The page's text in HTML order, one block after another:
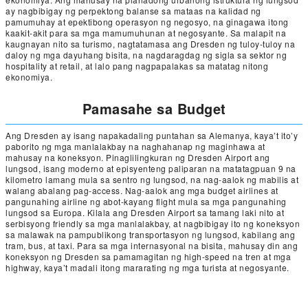
ay nagbibigay ng perpektong balanse sa mataas na kalidad ng
pamumuhay at epektibong operasyon ng negosyo, na ginagawa itong
kaakit-akit para sa mga mamumuhunan at negosyante. Sa malapit na
kaugnayan nito sa turismo, nagtatamasa ang Dresden ng tuloy-tuloy na
daloy ng mga dayuhang bisita, na nagdaragdag ng sigla sa sektor ng
hospitality at retail, at lalo pang nagpapalakas sa matatag nitong
ekonomiya.
Pamasahe sa Budget
Ang Dresden ay isang napakadaling puntahan sa Alemanya, kaya’t ito’y
paborito ng mga manlalakbay na naghahanap ng maginhawa at
mahusay na koneksyon. Pinaglilingkuran ng Dresden Airport ang
lungsod, isang moderno at episyenteng paliparan na matatagpuan 9 na
kilometro lamang mula sa sentro ng lungsod, na nag-aalok ng mabilis at
walang abalang pag-access. Nag-aalok ang mga budget airlines at
pangunahing airline ng abot-kayang flight mula sa mga pangunahing
lungsod sa Europa. Kilala ang Dresden Airport sa tamang laki nito at
serbisyong friendly sa mga manlalakbay, at nagbibigay ito ng koneksyon
sa malawak na pampublikong transportasyon ng lungsod, kabilang ang
tram, bus, at taxi. Para sa mga internasyonal na bisita, mahusay din ang
koneksyon ng Dresden sa pamamagitan ng high-speed na tren at mga
highway, kaya’t madali itong mararating ng mga turista at negosyante.